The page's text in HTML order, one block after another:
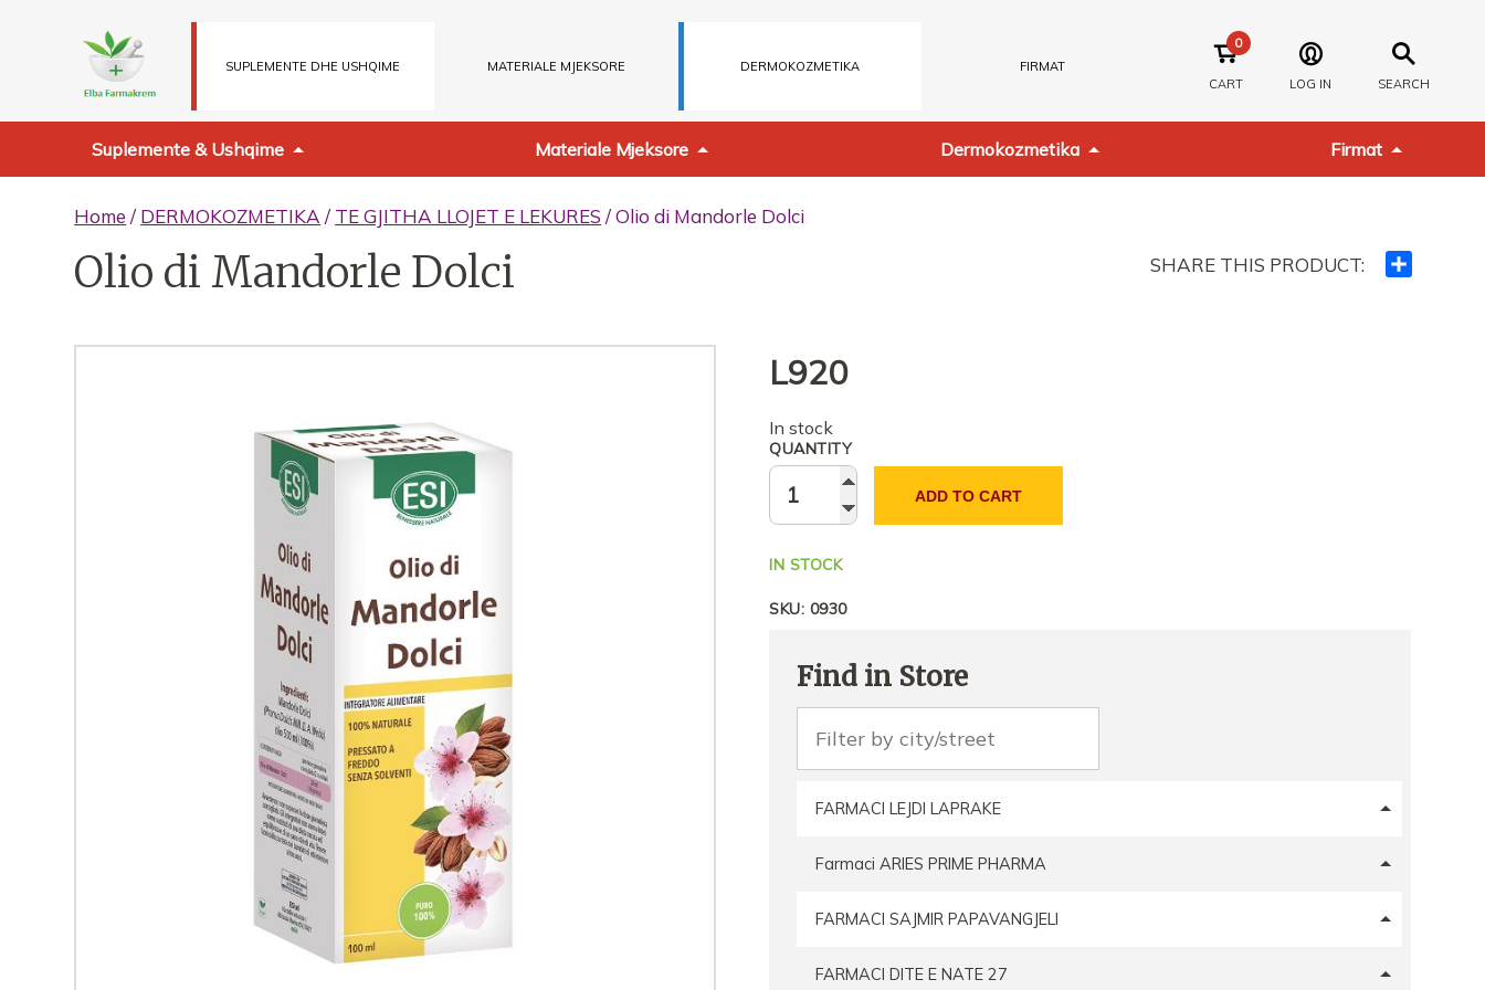
SUPLEMENTE DHE USHQIME MATERIALE MJEKSORE DERMOKOZMETIKA
FIRMAT
CART
0
LOG IN SEARCH
Suplemente & Ushqime Materiale Mjeksore Dermokozmetika Firmat
Home / DERMOKOZMETIKA / TE GJITHA LLOJET E LEKURES / Olio di Mandorle Dolci
Olio di Mandorle Dolci SHARE THIS PRODUCT:
L920
In stock
QUANTITY
ADD TO CART
IN STOCK
SKU: 0930
Find in Store
FARMACI LEJDI LAPRAKE
Farmaci ARIES PRIME PHARMA
FARMACI SAJMIR PAPAVANGJELI
FARMACI DITE E NATE 27